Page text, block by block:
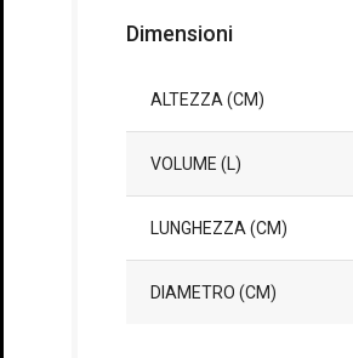
Dimensioni
ALTEZZA (CM)
VOLUME (L)
LUNGHEZZA (CM)
DIAMETRO (CM)